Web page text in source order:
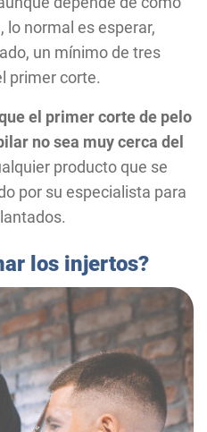
lo normal es esperar,
un mínimo de tres
primer corte.
el primer corte de pelo
no sea muy cerca del
producto que se
por su especialista para
los injertos?